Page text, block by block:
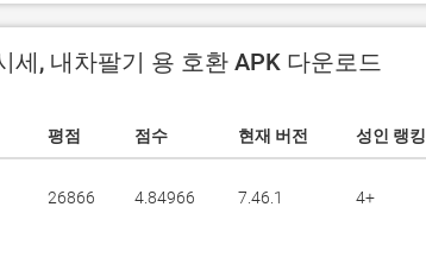
세, 내차팔기 용 호환 APK 다운로드
평점 점수 현재 버전 성인 랭킹
26866 4.84966 7.46.1 4+